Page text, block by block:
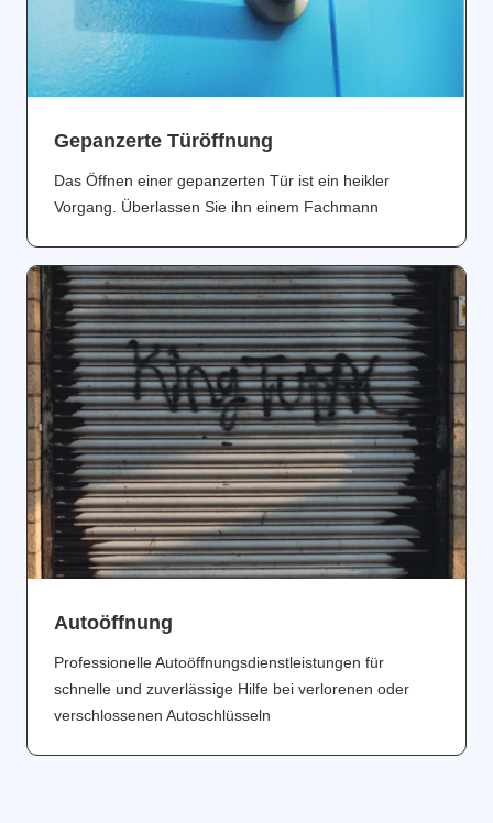
Gepanzerte Türöffnung
Das Öffnen einer gepanzerten Tür ist ein heikler
Vorgang. Überlassen Sie ihn einem Fachmann
Аutoöffnung
Professionelle Autoöffnungsdienstleistungen für
schnelle und zuverlässige Hilfe bei verlorenen oder
verschlossenen Autoschlüsseln